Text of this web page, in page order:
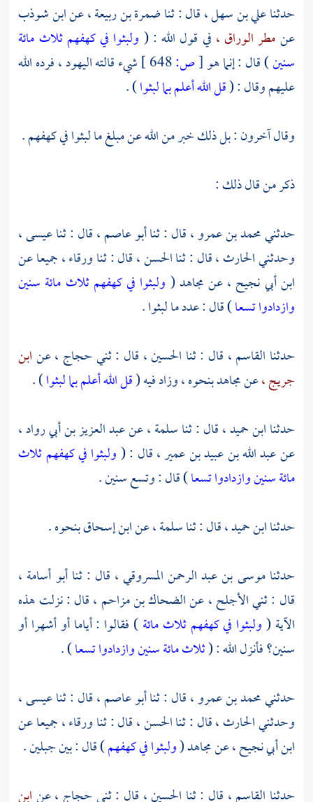
حدثناعلي بن سهل ،قال : ثناضمرة بن ربيعة ،عنابن شوذب
عنمطر الوراق ، في قول الله : ( ولبثوا في كهفهم ثلاث مائة
سنين) قال : إنما هو[ص:
شيء قالته اليهود ، فرده الله
عليهم وقال : (قل الله أعلم بما لبثوا) .
وقال آخرون : بل ذلك خبر من الله عن مبلغ ما لبثوا في كهفهم .
ذكر من قال ذلك :
حدثنيمحمد بن عمرو ،قال : ثناأبو عاصم ،قال : ثناعيسى،
وحدثنيالحارث ،قال : ثناالحسن ،قال : ثناورقاء ،جميعا عن
ابن أبي نجيح ،عنمجاهد( ولبثوا في كهفهم ثلاث مائة سنين
وازدادوا تسعا) قال : عدد ما لبثوا .
حدثنا القاسم ، قال : ثنا الحسين ، قال : ثنيحجاج ،عنابن
جريج ،عنمجاهدبنحوه ، وزاد فيه (قل الله أعلم بما لبثوا) .
حدثناابن حميد ،قال : ثناسلمة ،عنعبد العزيز بن أبي رواد ،
عنعبد الله بن عبيد بن عمير ،قال : (ولبثوا في كهفهم ثلاث
مائة سنين وازدادوا تسعا) قال : وتسع سنين .
حدثناابن حميد ،قال : ثناسلمة ،عنابن إسحاقبنحوه .
حدثناموسى بن عبد الرحمن المسروقي ، قال : ثناأبو أسامة ،
قال : ثنيالأجلح ،عنالضحاك بن مزاحم ،قال : نزلت هذه
الآية (ولبثوا في كهفهم ثلاث مائة) فقالوا : أياما أو أشهرا أو
سنين؟ فأنزل الله : (ثلاث مائة سنين وازدادوا تسعا) .
حدثنيمحمد بن عمرو ،قال : ثناأبو عاصم ،قال : ثناعيسى،
وحدثنيالحارث ،قال : ثناالحسن ،قال : ثناورقاء ،جميعا عن
ابن أبي نجيح ،عنمجاهد(ولبثوا في كهفهم) قال : بين جبلين .
حدثنا القاسم ، قال : ثنا الحسين ، قال : ثنيحجاج ،عنابن